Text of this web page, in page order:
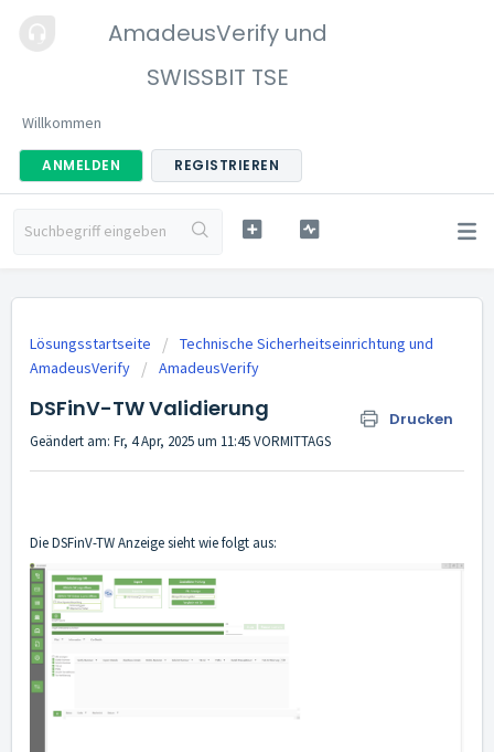
AmadeusVerify und
SWISSBIT TSE
Willkommen
ANMELDEN REGISTRIEREN
Lösungsstartseite
Technische Sicherheitseinrichtung und
AmadeusVerify
AmadeusVerify
DSFinV-TW Validierung Drucken
Geändert am: Fr, 4 Apr, 2025 um 11:45 VORMITTAGS
Die DSFinV-TW Anzeige sieht wie folgt aus: